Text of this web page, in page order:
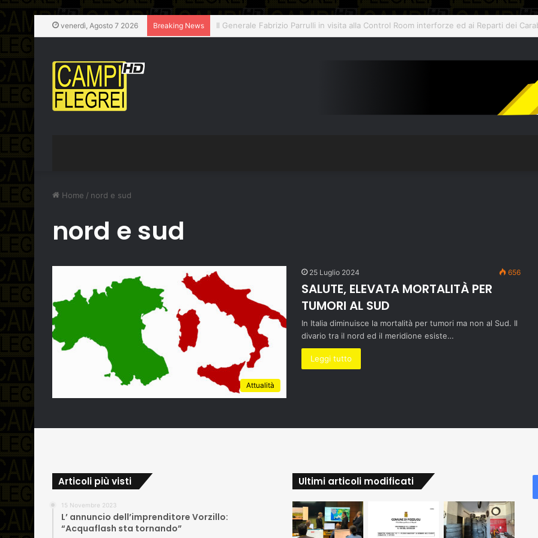
venerdì, Agosto 7 2026 Breaking News Pozzuoli, chiuso il plesso Marconi dopo il terremoto del 31 luglio: edificio dichiarato
Home / nord e sud
nord e sud
Attualità
25 Luglio 2024 656
SALUTE, ELEVATA MORTALITÀ PER
TUMORI AL SUD
In Italia diminuisce la mortalità per tumori ma non al Sud. Il
divario tra il nord ed il meridione esiste…
Leggi tutto
Articoli più visti
15 Novembre 2023
L’ annuncio dell’imprenditore Vorzillo:
“Acquaflash sta tornando”
Ultimi articoli modificati